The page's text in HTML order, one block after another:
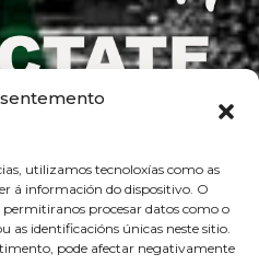
utilizamos tecnoloxías como as
á información do dispositivo. O
procesar datos como o
identificacións únicas neste sitio.
pode afectar negativamente